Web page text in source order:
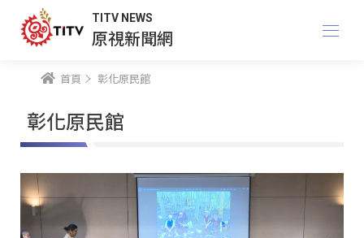
TITV NEWS
原視新聞網
首頁 彰化原民館
彰化原民館